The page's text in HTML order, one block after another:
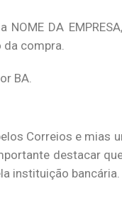
DA
compra.
BA.
Correios e mias
destacar
instituição bancária.